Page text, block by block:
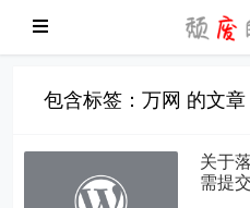
包含标签：万网 的文章
关于
需提